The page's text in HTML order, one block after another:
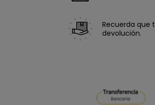
Recuerda que
devolución.